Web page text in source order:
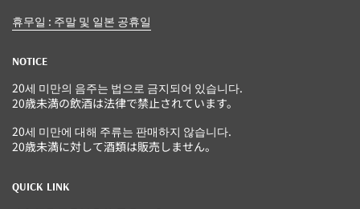
휴무일 : 주말 및 일본 공휴일
NOTICE
20세 미만의 음주는 법으로 금지되어 있습니다.
20歳未満の飲酒は法律で禁止されています。
20세 미만에 대해 주류는 판매하지 않습니다.
20歳未満に対して酒類は販売しません。
QUICK LINK